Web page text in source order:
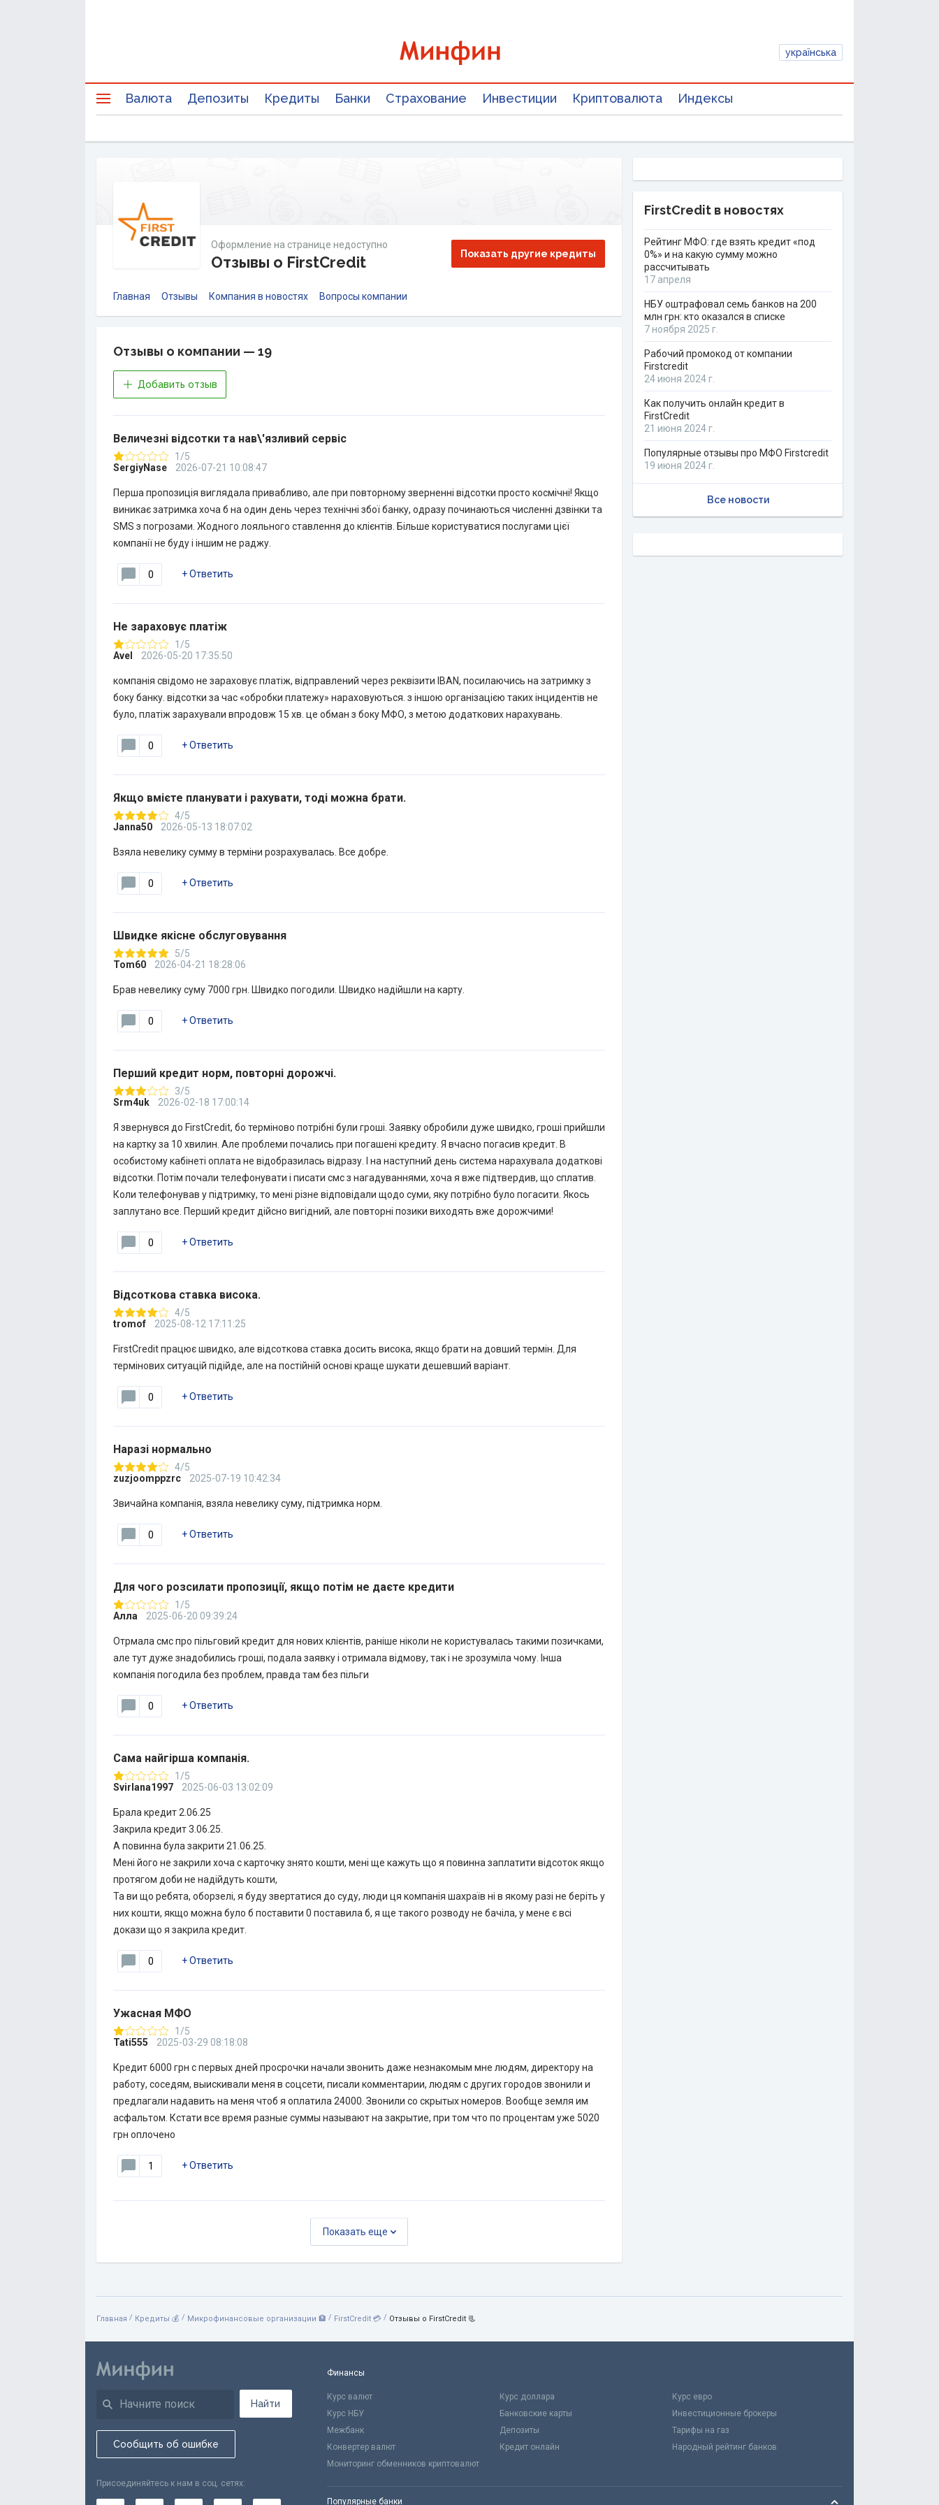
українська
Валюта Депозиты Кредиты Банки Страхование Инвестиции Криптовалюта Индексы
Оформление на странице недоступно
Отзывы о FirstCredit Показать другие кредиты
Главная Отзывы Компания в новостях Вопросы компании
Отзывы о компании — 19
Добавить отзыв
Величезні відсотки та нав\'язливий сервіс
1/5
SergiyNase
2026-07-21 10:08:47
Перша пропозиція виглядала привабливо, але при повторному зверненні відсотки просто космічні! Якщо
виникає затримка хоча б на один день через технічні збої банку, одразу починаються численні дзвінки та
SMS з погрозами. Жодного лояльного ставлення до клієнтів. Більше користуватися послугами цієї
компанії не буду і іншим не раджу.
0 +Ответить
Не зараховує платіж
1/5
Avel
2026-05-20 17:35:50
компанія свідомо не зараховує платіж, відправлений через реквізити IBAN, посилаючись на затримку з
боку банку. відсотки за час «обробки платежу» нараховуються. з іншою організацією таких інцидентів не
було, платіж зарахували впродовж 15 хв. це обман з боку МФО, з метою додаткових нарахувань.
0 +Ответить
Якщо вмієте планувати і рахувати, тоді можна брати.
4/5
Janna50
2026-05-13 18:07:02
Взяла невелику сумму в терміни розрахувалась. Все добре.
0 +Ответить
Швидке якісне обслуговування
5/5
Tom60
2026-04-21 18:28:06
Брав невелику суму 7000 грн. Швидко погодили. Швидко надійшли на карту.
0 +Ответить
Перший кредит норм, повторні дорожчі.
3/5
Srm4uk
2026-02-18 17:00:14
Я звернувся до FirstCredit, бо терміново потрібні були гроші. Заявку обробили дуже швидко, гроші прийшли
на картку за 10 хвилин. Але проблеми почались при погашені кредиту. Я вчасно погасив кредит. В
особистому кабінеті оплата не відобразилась відразу. І на наступний день система нарахувала додаткові
відсотки. Потім почали телефонувати і писати смс з нагадуваннями, хоча я вже підтвердив, що сплатив.
Коли телефонував у підтримку, то мені різне відповідали щодо суми, яку потрібно було погасити. Якось
заплутано все. Перший кредит дійсно вигідний, але повторні позики виходять вже дорожчими!
0 +Ответить
Відсоткова ставка висока.
4/5
tromof
2025-08-12 17:11:25
FirstCredit працює швидко, але відсоткова ставка досить висока, якщо брати на довший термін. Для
термінових ситуацій підійде, але на постійній основі краще шукати дешевший варіант.
0 +Ответить
Наразі нормально
4/5
zuzjoomppzrc
2025-07-19 10:42:34
Звичайна компанія, взяла невелику суму, підтримка норм.
0 +Ответить
Для чого розсилати пропозиції, якщо потім не даєте кредити
1/5
Алла
2025-06-20 09:39:24
Отрмала смс про пільговий кредит для нових клієнтів, раніше ніколи не користувалась такими позичками,
але тут дуже знадобились гроші, подала заявку і отримала відмову, так і не зрозуміла чому. Інша
компанія погодила без проблем, правда там без пільги
0 +Ответить
Сама найгірша компанія.
1/5
Svirlana1997
2025-06-03 13:02:09
Брала кредит 2.06.25
Закрила кредит 3.06.25.
А повинна була закрити 21.06.25.
Мені його не закрили хоча с карточку знято кошти, мені ще кажуть що я повинна заплатити відсоток якщо
протягом доби не надійдуть кошти,
Та ви що ребята, оборзелі, я буду звертатися до суду, люди ця компанія шахраїв ні в якому разі не беріть у
них кошти, якщо можна було б поставити 0 поставила б, я ще такого розводу не бачіла, у мене є всі
докази що я закрила кредит.
0 +Ответить
Ужасная МФО
1/5
Tati555
2025-03-29 08:18:08
Кредит 6000 грн с первых дней просрочки начали звонить даже незнакомым мне людям, директору на
работу, соседям, выискивали меня в соцсети, писали комментарии, людям с других городов звонили и
предлагали надавить на меня чтоб я оплатила 24000. Звонили со скрытых номеров. Вообще земля им
асфальтом. Кстати все время разные суммы называют на закрытие, при том что по процентам уже 5020
грн оплочено
1 +Ответить
Показать еще
FirstCredit в новостях
Рейтинг МФО: где взять кредит «под
0%» и на какую сумму можно
рассчитывать
17 апреля
НБУ оштрафовал семь банков на 200
млн грн: кто оказался в списке
7 ноября 2025 г.
Рабочий промокод от компании
Firstcredit
24 июня 2024 г.
Как получить онлайн кредит в
FirstCredit
21 июня 2024 г.
Популярные отзывы про МФО Firstcredit
19 июня 2024 г.
Все новости
Главная / Кредиты 💰 / Микрофинансовые организации 🏦 / FirstCredit 💳 / Отзывы о FirstCredit 📃
Найти
Сообщить об ошибке
Присоединяйтесь к нам в соц. сетях:
Финансы
Курс валют Курс доллара
Курс евро
Курс НБУ
Банковские карты
Инвестиционные брокеры
Межбанк
Депозиты
Тарифы на газ
Конвертер валют
Кредит онлайн
Народный рейтинг банков
Мониторинг обменников криптовалют
Популярные банки